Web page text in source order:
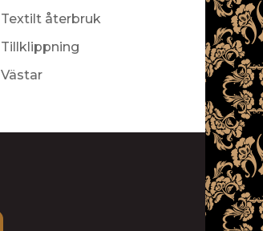
Textilt återbruk
Tillklippning
Västar